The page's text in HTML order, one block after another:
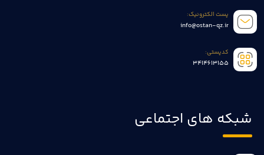
پست الکترونیک:
info@ostan-qz.ir
کدپستی:
3414613155
شبکه های اجتماعی